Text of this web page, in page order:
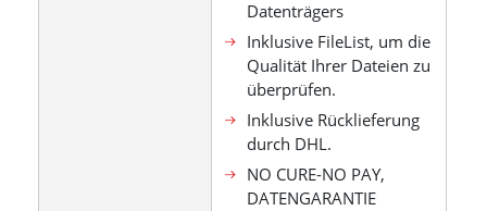
Datenträgers
Inklusive FileList, um die
Qualität Ihrer Dateien zu
überprüfen.
Inklusive Rücklieferung
durch DHL.
NO CURE-NO PAY,
DATENGARANTIE